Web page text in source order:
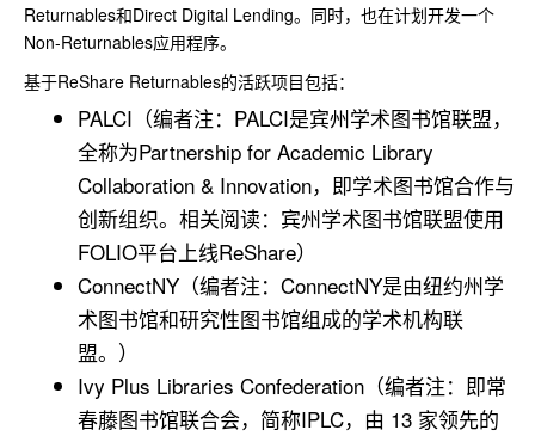
Returnables和Direct Digital Lending。同时，也在计划开发一个
Non-Returnables应用程序。
基于ReShare Returnables的活跃项目包括：
PALCI（编者注：PALCI是宾州学术图书馆联盟，
全称为Partnership for Academic Library
Collaboration & Innovation，即学术图书馆合作与
创新组织。相关阅读： 宾州学术图书馆联盟使用
FOLIO平台上线ReShare）
ConnectNY（编者注：ConnectNY是由纽约州学
术图书馆和研究性图书馆组成的学术机构联
盟。）
Ivy Plus Libraries Confederation（编者注：即常
春藤图书馆联合会，简称IPLC，由 13 家领先的